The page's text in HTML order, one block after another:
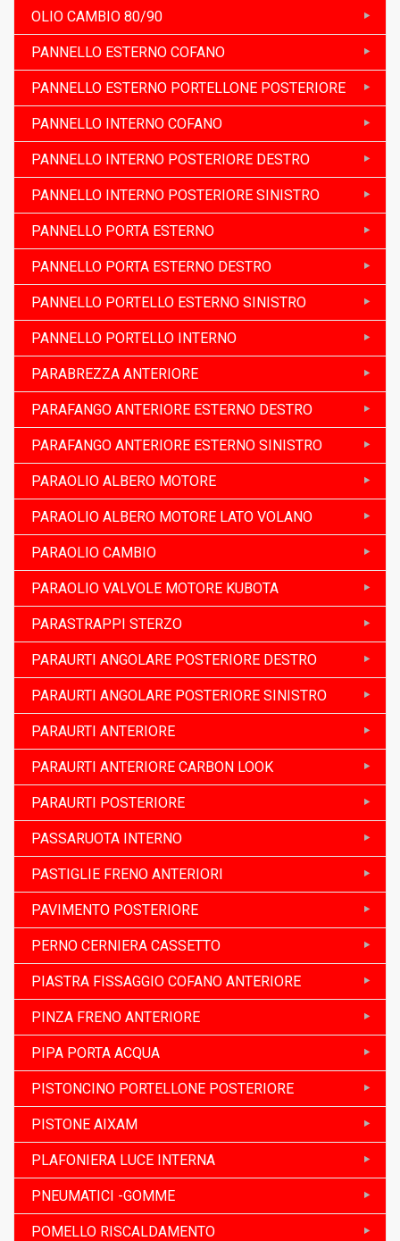
OLIO CAMBIO 80/90
PANNELLO ESTERNO COFANO
PANNELLO ESTERNO PORTELLONE POSTERIORE
PANNELLO INTERNO COFANO
PANNELLO INTERNO POSTERIORE DESTRO
PANNELLO INTERNO POSTERIORE SINISTRO
PANNELLO PORTA ESTERNO
PANNELLO PORTA ESTERNO DESTRO
PANNELLO PORTELLO ESTERNO SINISTRO
PANNELLO PORTELLO INTERNO
PARABREZZA ANTERIORE
PARAFANGO ANTERIORE ESTERNO DESTRO
PARAFANGO ANTERIORE ESTERNO SINISTRO
PARAOLIO ALBERO MOTORE
PARAOLIO ALBERO MOTORE LATO VOLANO
PARAOLIO CAMBIO
PARAOLIO VALVOLE MOTORE KUBOTA
PARASTRAPPI STERZO
PARAURTI ANGOLARE POSTERIORE DESTRO
PARAURTI ANGOLARE POSTERIORE SINISTRO
PARAURTI ANTERIORE
PARAURTI ANTERIORE CARBON LOOK
PARAURTI POSTERIORE
PASSARUOTA INTERNO
PASTIGLIE FRENO ANTERIORI
PAVIMENTO POSTERIORE
PERNO CERNIERA CASSETTO
PIASTRA FISSAGGIO COFANO ANTERIORE
PINZA FRENO ANTERIORE
PIPA PORTA ACQUA
PISTONCINO PORTELLONE POSTERIORE
PISTONE AIXAM
PLAFONIERA LUCE INTERNA
PNEUMATICI -GOMME
POMELLO RISCALDAMENTO